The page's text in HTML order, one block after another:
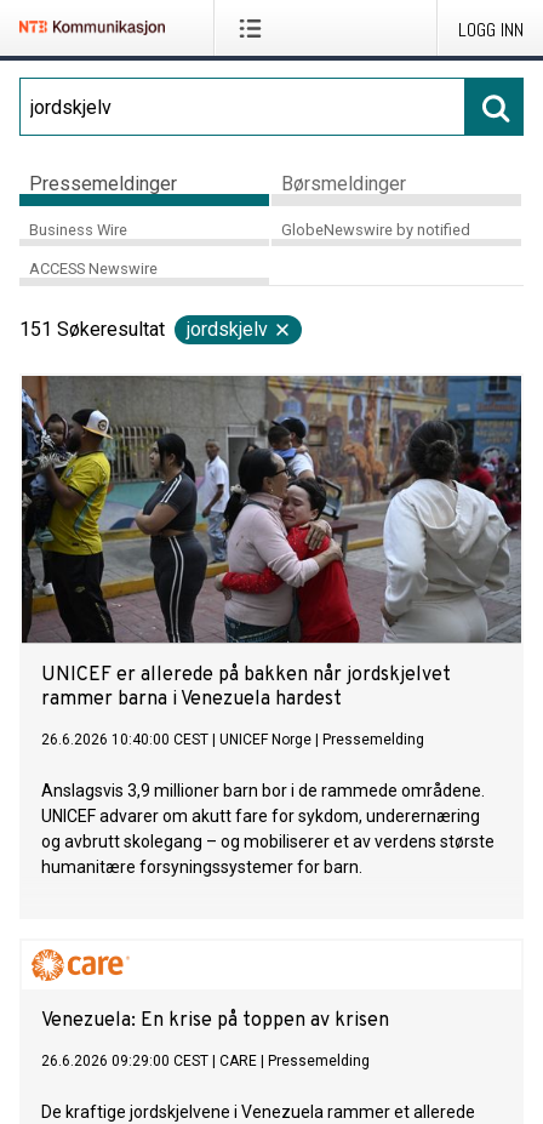
LOGG INN
Pressemeldinger Børsmeldinger
Business Wire GlobeNewswire by notified
ACCESS Newswire
151 Søkeresultat jordskjelv
UNICEF er allerede på bakken når jordskjelvet
rammer barna i Venezuela hardest
26.6.2026 10:40:00 CEST UNICEF Norge Pressemelding
Anslagsvis 3,9 millioner barn bor i de rammede områdene.
UNICEF advarer om akutt fare for sykdom, underernæring
og avbrutt skolegang – og mobiliserer et av verdens største
humanitære forsyningssystemer for barn.
Venezuela: En krise på toppen av krisen
26.6.2026 09:29:00 CEST CARE Pressemelding
De kraftige jordskjelvene i Venezuela rammer et allerede